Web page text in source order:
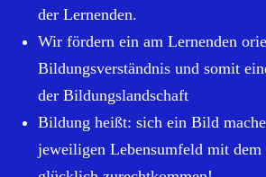
der Lernenden.
Wir fördern ein am Lernenden
Bildungsverständnis und somit
der Bildungslandschaft
Bildung heißt: sich ein Bild
jeweiligen Lebensumfeld mit dem